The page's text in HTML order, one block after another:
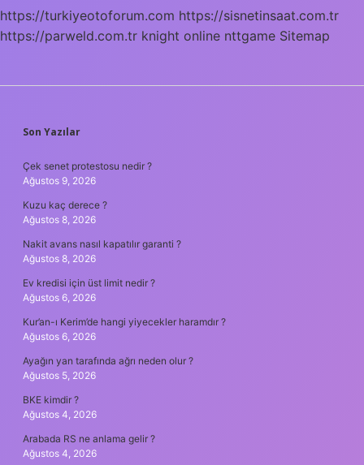
https://turkiyeotoforum.com https://sisnetinsaat.com.tr
https://parweld.com.tr knight online nttgame Sitemap
SIDEBAR
Son Yazılar
Çek senet protestosu nedir ?
Ağustos 9, 2026
Kuzu kaç derece ?
Ağustos 8, 2026
Nakit avans nasıl kapatılır garanti ?
Ağustos 8, 2026
Ev kredisi için üst limit nedir ?
Ağustos 6, 2026
Kur’an-ı Kerim’de hangi yiyecekler haramdır ?
Ağustos 6, 2026
Ayağın yan tarafında ağrı neden olur ?
Ağustos 5, 2026
BKE kimdir ?
Ağustos 4, 2026
Arabada RS ne anlama gelir ?
Ağustos 4, 2026